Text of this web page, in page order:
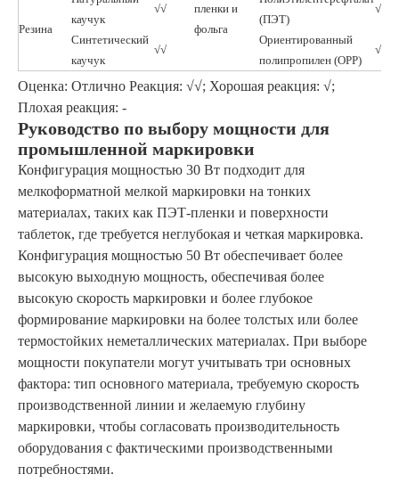
пленки и
фольга
Резина
каучук
√√
(ПЭТ)
√√
Синтетический
каучук
√√
Ориентированный
полипропилен (OPP)
√√
Оценка: Отлично Реакция: √√; Хорошая реакция: √;
Плохая реакция: -
Руководство по выбору мощности для
промышленной маркировки
Конфигурация мощностью 30 Вт подходит для
мелкоформатной мелкой маркировки на тонких
материалах, таких как ПЭТ-пленки и поверхности
таблеток, где требуется неглубокая и четкая маркировка.
Конфигурация мощностью 50 Вт обеспечивает более
высокую выходную мощность, обеспечивая более
высокую скорость маркировки и более глубокое
формирование маркировки на более толстых или более
термостойких неметаллических материалах. При выборе
мощности покупатели могут учитывать три основных
фактора: тип основного материала, требуемую скорость
производственной линии и желаемую глубину
маркировки, чтобы согласовать производительность
оборудования с фактическими производственными
потребностями.